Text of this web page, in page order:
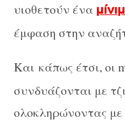
υιοθετούν ένα
έμφαση στην
Και κάπως έτσι, οι
συνδυάζονται με
ολοκληρώνοντας